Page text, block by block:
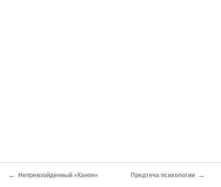
← Непревзойденный «Канон» Предтеча психологии →